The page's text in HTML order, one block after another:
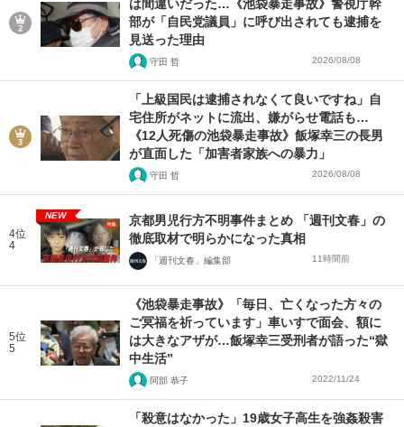
は間違いだった…《池袋暴走事故》警視庁幹
部が「自民党議員」に呼び出されても逮捕を
見送った理由
守田 哲 2026/08/08
「上級国民は逮捕されなくて良いですね」自
宅住所がネットに流出、嫌がらせ電話も…
《12人死傷の池袋暴走事故》飯塚幸三の長男
が直面した「加害者家族への暴力」
守田 哲 2026/08/08
4位
4
NEW
京都男児行方不明事件まとめ 「週刊文春」の
徹底取材で明らかになった真相
「週刊文春」編集部 11時間前
5位
5
《池袋暴走事故》「毎日、亡くなった方々の
ご冥福を祈っています」車いすで面会、額に
は大きなアザが…飯塚幸三受刑者が語った“獄
中生活”
阿部 恭子 2022/11/24
「殺意はなかった」19歳女子高生を強姦殺害